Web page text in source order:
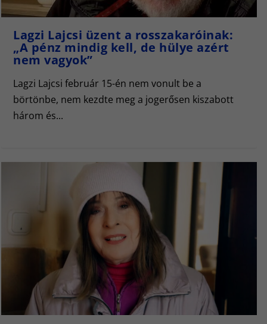
Lagzi Lajcsi üzent a rosszakaróinak:
„A pénz mindig kell, de hülye azért
nem vagyok”
Lagzi Lajcsi február 15-én nem vonult be a
börtönbe, nem kezdte meg a jogerősen kiszabott
három és...